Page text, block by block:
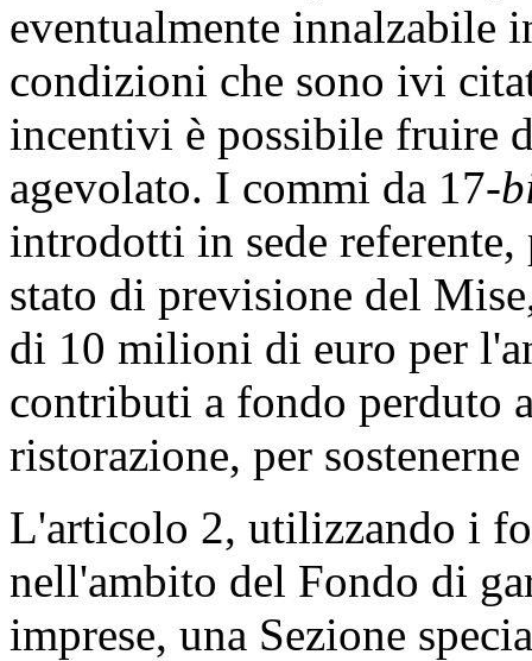
eventualmente innalzabile
condizioni che sono ivi
incentivi è possibile fruire
agevolato. I commi da 17-
introdotti in sede
stato di previsione del
di 10 milioni di euro per
contributi a fondo perduto
ristorazione, per
L'articolo 2, utilizzando i
nell'ambito del Fondo di
imprese, una Sezione